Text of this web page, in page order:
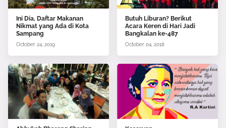
Ini Dia, Daftar Makanan
Nikmat yang Ada di Kota
Sampang
October 24, 2019
Butuh Liburan? Berikut
Acara Keren di Hari Jadi
Bangkalan ke-487
October 04, 2018